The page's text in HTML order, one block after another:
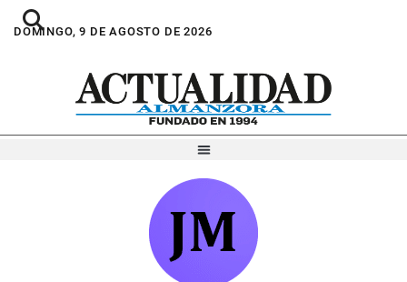
DOMINGO, 9 DE AGOSTO DE 2026